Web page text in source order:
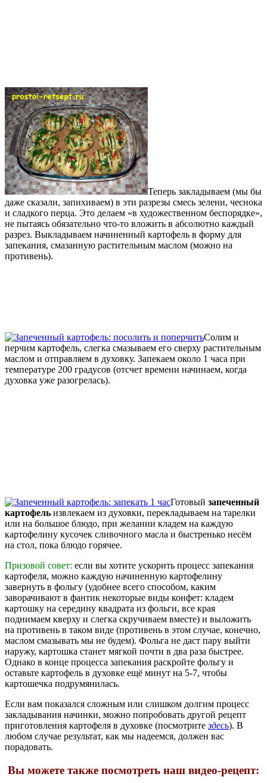
Теперь закладываем (мы бы
даже сказали, запихиваем) в эти разрезы смесь зелени, чеснока
и сладкого перца. Это делаем «в художественном беспорядке»,
не пытаясь обязательно что-то вложить в абсолютно каждый
разрез. Выкладываем начиненный картофель в форму для
запекания, смазанную растительным маслом (можно на
противень).
Солим и
перчим картофель, слегка смазываем его сверху растительным
маслом и отправляем в духовку. Запекаем около 1 часа при
температуре 200 градусов (отсчет времени начинаем, когда
духовка уже разогрелась).
Готовый запеченный
картофель извлекаем из духовки, перекладываем на тарелки
или на большое блюдо, при желании кладем на каждую
картофелину кусочек сливочного масла и быстренько несём
на стол, пока блюдо горячее.
Призовой совет: если вы хотите ускорить процесс запекания
картофеля, можно каждую начиненную картофелину
завернуть в фольгу (удобнее всего способом, каким
заворачивают в фантик некоторые виды конфет: кладем
картошку на середину квадрата из фольги, все края
поднимаем кверху и слегка скручиваем вместе) и выложить
на противень в таком виде (противень в этом случае, конечно,
маслом смазывать мы не будем). Фольга не даст пару выйти
наружу, картошка станет мягкой почти в два раза быстрее.
Однако в конце процесса запекания раскройте фольгу и
оставьте картофель в духовке ещё минут на 5-7, чтобы
картошечка подрумянилась.
Если вам показался сложным или слишком долгим процесс
закладывания начинки, можно попробовать другой рецепт
приготовления картофеля в духовке (посмотритездесь). В
любом случае результат, как мы надеемся, должен вас
порадовать.
Вы можете также посмотреть наш видео-рецепт: